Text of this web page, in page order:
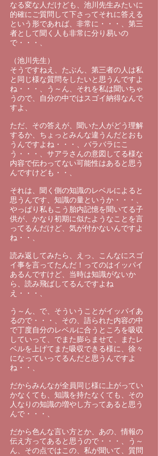
なる変な人だけども、池川先生みたいに
的確にご質問して下さってそれに答える
という形であれば、非常に・・・、第三
者として聞く人も非常に分り易いの
で・・・、
（池川先生）
そうですねえ、たぶん、第三者の人は私
と同じ様な質問をしたいと思うんですよ
ね・・・、う～ん、それを私は聞いちゃ
うので、自分の中ではスゴイ納得なんで
すよ、
ただ、その答えが、聞いた人がどう理解
するか、ちょっとみんな違うんだとおも
うんですよね・・・、バラバラにこ
う・・・、サアラさんの意図してる様な
内容で伝わってない可能性はあると思う
んですけども・・、
それは、聞く側の知識のレベルによると
思うんです、知識の量というか・・・、
やっぱり私もこう胎内記憶を聞いてる子
供が、かなり初期に似たようなことを言
ってるんだけど、気が付かないんですよ
ね・・、
読み返してみたら、えっ、こんなにスゴ
イ事を言ってたんだ！ってのはイッパイ
あるんですけど、当時は知識がないか
ら、読み飛ばしてるんですよね
え・・・、
う～ん、で、そういうことがイッパイあ
るので・・・、その、語られた内容の中
で丁度自分のレベルに合うところを吸収
していって、でまた膨らませて、またレ
ベルを上げてまた吸収できる様に、徐々
になっていってるんだと思うんですよ
ね・・、
だからみんなが全員同じ様に上がってい
かなくても、知識を持たなくても、その
人なりの知識の増やし方ってあると思う
んで・・・、
だから色んな言い方とか、あの、情報の
伝え方ってあると思うので・・・、う～
ん、その点ではこの、私が聞いて、質問